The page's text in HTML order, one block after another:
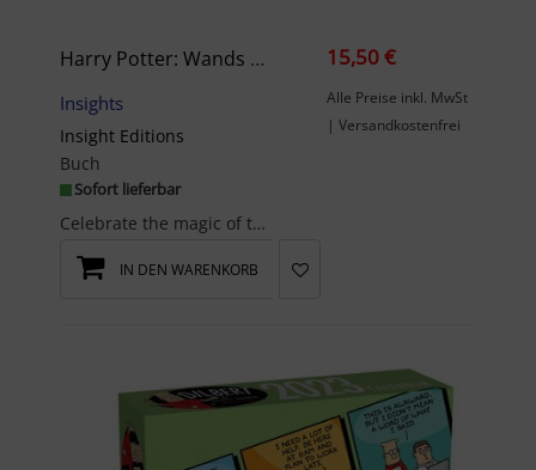
Harry Potter: Wands At The Ready Lock & Key Diary
Insights
Insight Editions
Buch
Sofort lieferbar
Celebrate the magic of the Harry Potter(TM) films with this lock and key diary that includes 192 ...
15,50 €
Alle Preise inkl. MwSt
| Versandkostenfrei
IN DEN WARENKORB